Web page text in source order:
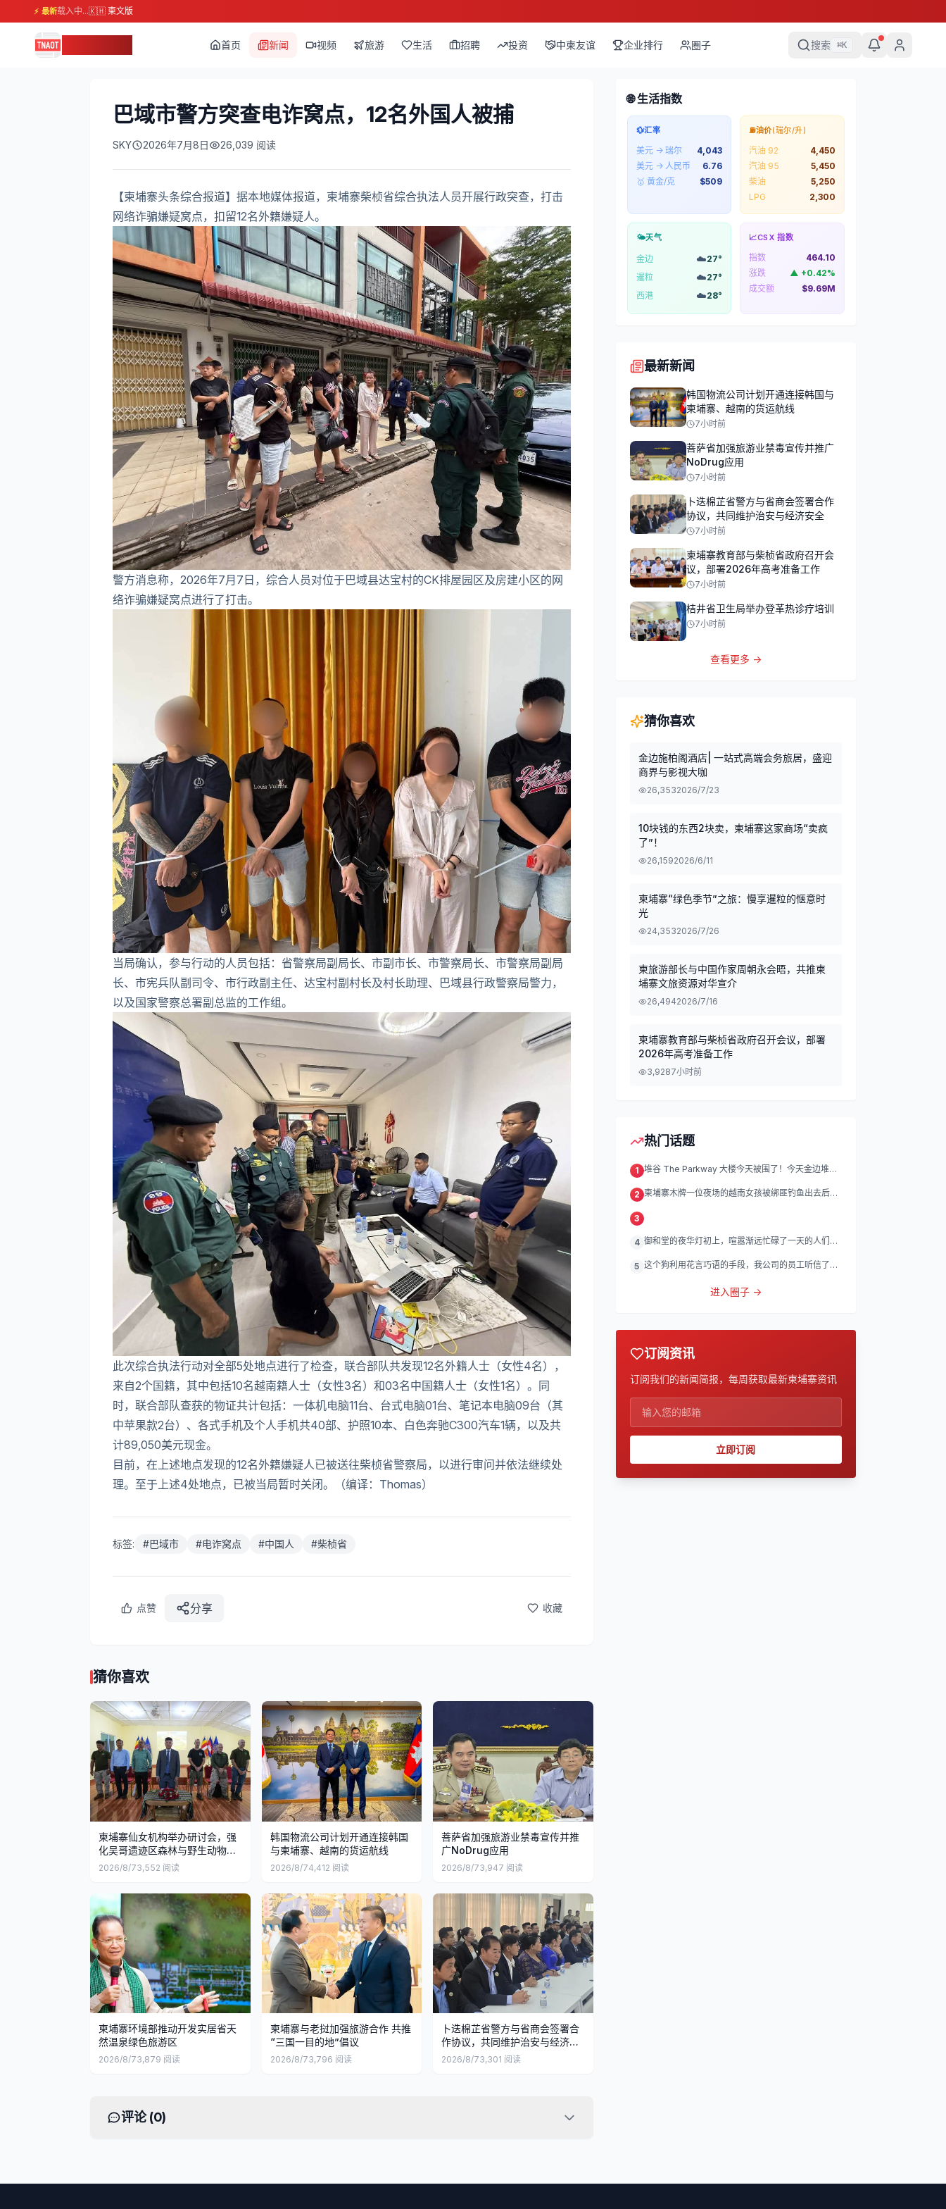
⚡ 最新载入中...🇰🇭 柬文版
首页 新闻 视频 旅游 生活 招聘 投资 中柬友谊 企业排行 圈子 搜索 ⌘K
巴域市警方突查电诈窝点，12名外国人被捕
SKY 2026年7月8日 26,039 阅读
【柬埔寨头条综合报道】据本地媒体报道，柬埔寨柴桢省综合执法人员开展行政突查，打击
网络诈骗嫌疑窝点，扣留12名外籍嫌疑人。
警方消息称，2026年7月7日，综合人员对位于巴域县达宝村的CK排屋园区及房建小区的网
络诈骗嫌疑窝点进行了打击。
当局确认，参与行动的人员包括：省警察局副局长、市副市长、市警察局长、市警察局副局
长、市宪兵队副司令、市行政副主任、达宝村副村长及村长助理、巴域县行政警察局警力，
以及国家警察总署副总监的工作组。
此次综合执法行动对全部5处地点进行了检查，联合部队共发现12名外籍人士（女性4名），
来自2个国籍，其中包括10名越南籍人士（女性3名）和03名中国籍人士（女性1名）。同
时，联合部队查获的物证共计包括：一体机电脑11台、台式电脑01台、笔记本电脑09台（其
中苹果款2台）、各式手机及个人手机共40部、护照10本、白色奔驰C300汽车1辆，以及共
计89,050美元现金。
目前，在上述地点发现的12名外籍嫌疑人已被送往柴桢省警察局，以进行审问并依法继续处
理。至于上述4处地点，已被当局暂时关闭。（编译：Thomas）
标签: #巴域市 #电诈窝点 #中国人 #柴桢省
点赞 分享 收藏
猜你喜欢
柬埔寨仙女机构举办研讨会，强
化吴哥遗迹区森林与野生动物保
护
2026/8/73,552 阅读
韩国物流公司计划开通连接韩国
与柬埔寨、越南的货运航线
2026/8/74,412 阅读
菩萨省加强旅游业禁毒宣传并推
广NoDrug应用
2026/8/73,947 阅读
柬埔寨环境部推动开发实居省天
然温泉绿色旅游区
2026/8/73,879 阅读
柬埔寨与老挝加强旅游合作 共推
“三国一目的地”倡议
2026/8/73,796 阅读
卜迭棉芷省警方与省商会签署合
作协议，共同维护治安与经济安
全
2026/8/73,301 阅读
评论 (0)
🌐 生活指数
💱汇率
美元 → 瑞尔
4,043
美元 → 人民币
6.76
🥇 黄金/克
$509
⛽油价(瑞尔/升)
汽油 92
4,450
汽油 95
5,450
柴油
5,250
LPG
2,300
🌤️天气
金边 ☁️27°
暹粒
☁️27°
西港
☁️28°
📈CSX 指数
指数
464.10
涨跌
▲ +0.42%
成交额
$9.69M
最新新闻
韩国物流公司计划开通连接韩国与
柬埔寨、越南的货运航线
7小时前
菩萨省加强旅游业禁毒宣传并推广
NoDrug应用
7小时前
卜迭棉芷省警方与省商会签署合作
协议，共同维护治安与经济安全
7小时前
柬埔寨教育部与柴桢省政府召开会
议，部署2026年高考准备工作
7小时前
桔井省卫生局举办登革热诊疗培训
7小时前
查看更多 →
猜你喜欢
金边施柏阁酒店| 一站式高端会务旅居，盛迎
商界与影视大咖
26,3532026/7/23
10块钱的东西2块卖，柬埔寨这家商场“卖疯
了”！
26,1592026/6/11
柬埔寨“绿色季节”之旅：慢享暹粒的惬意时
光
24,3532026/7/26
柬旅游部长与中国作家周朝永会晤，共推柬
埔寨文旅资源对华宣介
26,4942026/7/16
柬埔寨教育部与柴桢省政府召开会议，部署
2026年高考准备工作
3,9287小时前
热门话题
1 堆谷 The Parkway 大楼今天被围了！今天金边堆谷
2 柬埔寨木牌一位夜场的越南女孩被绑匪钓鱼出去后遭
3
4 御和堂的夜华灯初上，喧嚣渐远忙碌了一天的人们渐
5 这个狗利用花言巧语的手段，我公司的员工听信了他
进入圈子 →
订阅资讯
订阅我们的新闻简报，每周获取最新柬埔寨资讯
立即订阅